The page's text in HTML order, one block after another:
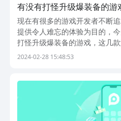
有没有打怪升级爆装备的
戏分享2024
现在有很多的游戏开发者不断
提供令人难忘的体验为目的，
打怪升级爆装备的游戏，这几
界观、游戏机制和故事情节，
动...
2024-02-28 15:48:53